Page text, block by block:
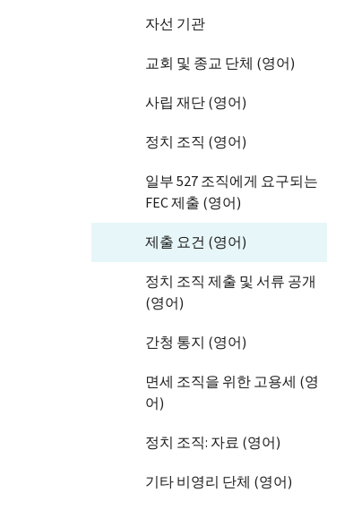
자선 기관
교회 및 종교 단체 (영어)
사립 재단 (영어)
정치 조직 (영어)
일부 527 조직에게 요구되는
FEC 제출 (영어)
제출 요건 (영어)
정치 조직 제출 및 서류 공개
(영어)
간청 통지 (영어)
면세 조직을 위한 고용세 (영
어)
정치 조직: 자료 (영어)
기타 비영리 단체 (영어)